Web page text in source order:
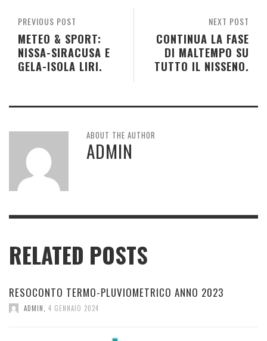
NEXT POST
CONTINUA LA FASE
DI MALTEMPO SU
TUTTO IL NISSENO.
PREVIOUS POST
METEO & SPORT:
NISSA-SIRACUSA E
GELA-ISOLA LIRI.
ABOUT THE AUTHOR
ADMIN
RELATED POSTS
RESOCONTO TERMO-PLUVIOMETRICO ANNO 2023
ADMIN 4 GENNAIO 2024